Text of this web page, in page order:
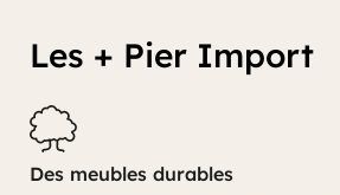
Les + Pier Import
Des meubles durables